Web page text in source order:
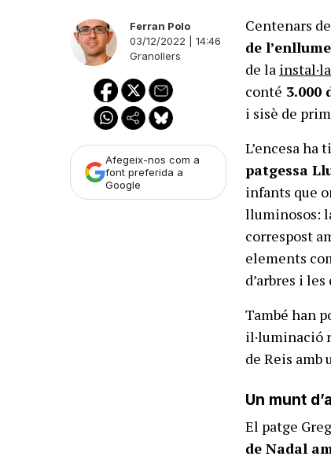
Ferran Polo
03/12/2022 | 14:46
Granollers
Afegeix-nos com a
font preferida a
Google
Centenars
de
de la
conté 3.000
i sisè de
L’encesa
patgessa
infants que
lluminosos:
correspost
elements
d’arbres i
També han
il·luminació
de Reis amb
Un munt
El patge
de Nadal